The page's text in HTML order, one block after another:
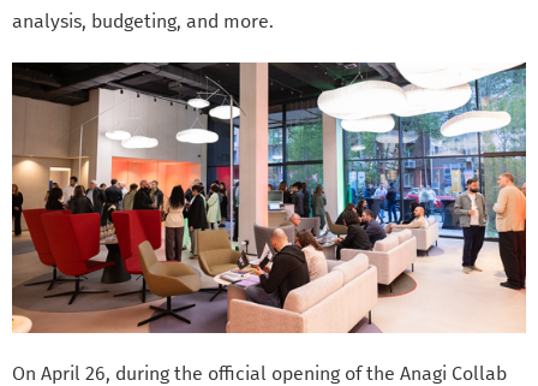
analysis, budgeting, and more.
On April 26, during the official opening of the Anagi Collab